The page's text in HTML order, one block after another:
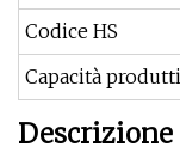
Codice HS
Capacità